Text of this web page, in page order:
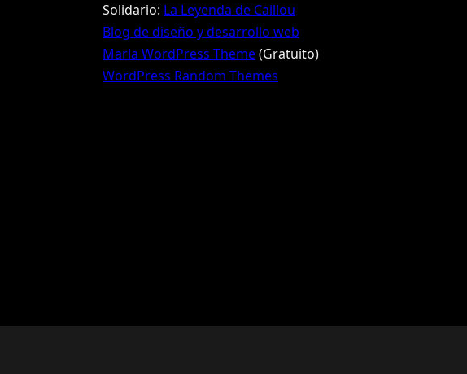
Solidario: La Leyenda de Caillou
Blog de diseño y desarrollo web
Marla WordPress Theme(Gratuito)
WordPress Random Themes